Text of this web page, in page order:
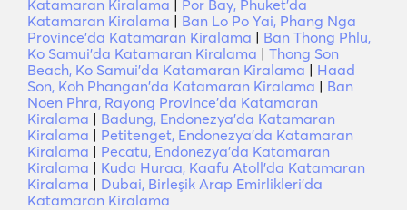
Katamaran Kiralama | Por Bay, Phuket'da
Katamaran Kiralama | Ban Lo Po Yai, Phang Nga
Province'da Katamaran Kiralama | Ban Thong Phlu,
Ko Samui'da Katamaran Kiralama | Thong Son
Beach, Ko Samui'da Katamaran Kiralama | Haad
Son, Koh Phangan'da Katamaran Kiralama | Ban
Noen Phra, Rayong Province'da Katamaran
Kiralama | Badung, Endonezya'da Katamaran
Kiralama | Petitenget, Endonezya'da Katamaran
Kiralama | Pecatu, Endonezya'da Katamaran
Kiralama | Kuda Huraa, Kaafu Atoll'da Katamaran
Kiralama | Dubai, Birleşik Arap Emirlikleri'da
Katamaran Kiralama